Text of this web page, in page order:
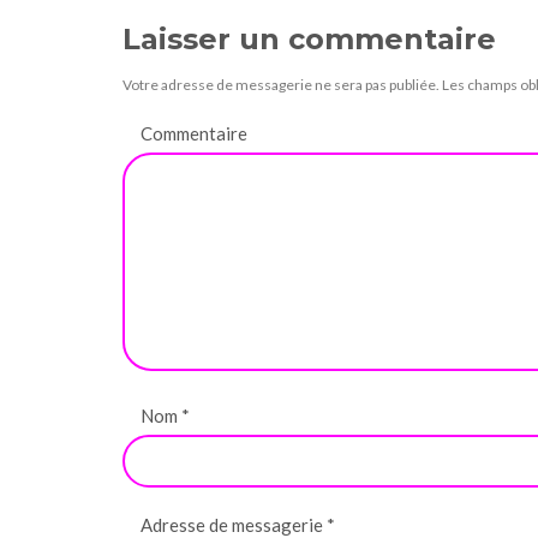
Laisser un commentaire
Votre adresse de messagerie ne sera pas publiée. Les champs
Commentaire
Nom *
Adresse de messagerie *